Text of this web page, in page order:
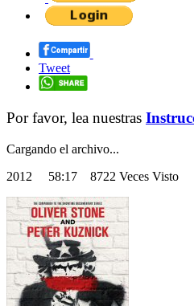
Tweet
Por favor, lea nuestras
Cargando el archivo...
2012 58:17 8722 Veces Visto